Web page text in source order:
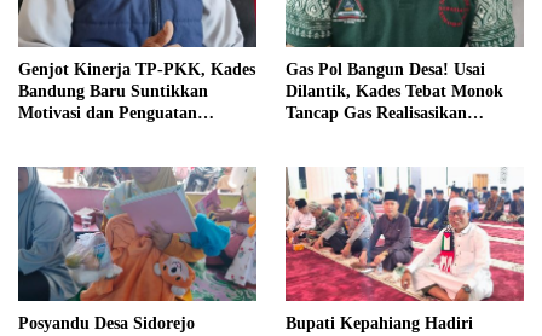
Genjot Kinerja TP-PKK, Kades
Bandung Baru Suntikkan
Motivasi dan Penguatan
Gas Pol Bangun Desa! Usai
Dilantik, Kades Tebat Monok
Tancap Gas Realisasikan
Posyandu Desa Sidorejo
Bupati Kepahiang Hadiri